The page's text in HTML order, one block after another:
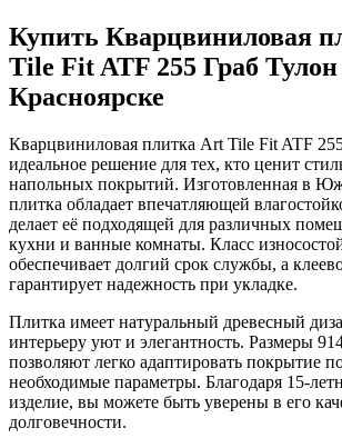
Купить Кварцвиниловая
Tile Fit ATF 255 Граб
Красноярске
Кварцвиниловая плитка Art Tile Fit ATF
идеальное решение для тех, кто ценит
напольных покрытий. Изготовленная в
плитка обладает впечатляющей
делает её подходящей для различных
кухни и ванные комнаты. Класс
обеспечивает долгий срок службы, а
гарантирует надежность при укладке.
Плитка имеет натуральный древесный
интерьеру уют и элегантность. Размеры
позволяют легко адаптировать покрытие
необходимые параметры. Благодаря 15-
изделие, вы можете быть уверены в его
долговечности.